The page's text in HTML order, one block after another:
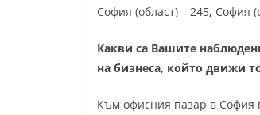
София (област) – 245, София
Какви са Вашите
на бизнеса, който движи
Към офисния пазар в София